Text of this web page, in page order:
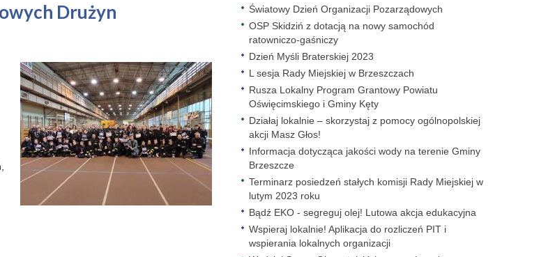
Drużyn
Światowy Dzień Organizacji Pozarządowych
OSP Skidziń z dotacją na nowy samochód
ratowniczo-gaśniczy
Dzień Myśli Braterskiej 2023
L sesja Rady Miejskiej w Brzeszczach
Rusza Lokalny Program Grantowy Powiatu
Oświęcimskiego i Gminy Kęty
Działaj lokalnie – skorzystaj z pomocy ogólnopolskiej
akcji Masz Głos!
Informacja dotycząca jakości wody na terenie Gminy
Brzeszcze
Terminarz posiedzeń stałych komisji Rady Miejskiej w
lutym 2023 roku
Bądź EKO - segreguj olej! Lutowa akcja edukacyjna
Wspieraj lokalnie! Aplikacja do rozliczeń PIT i
wspierania lokalnych organizacji